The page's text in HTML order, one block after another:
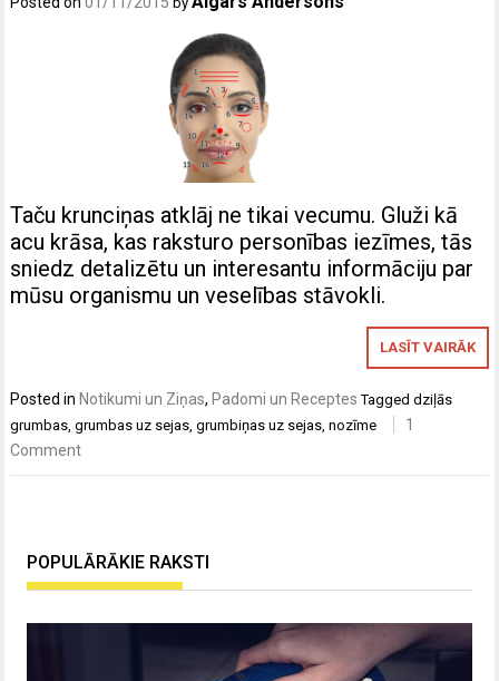
Taču krunciņas atklāj ne tikai vecumu. Gluži kā
acu krāsa, kas raksturo personības iezīmes, tās
sniedz detalizētu un interesantu informāciju par
mūsu organismu un veselības stāvokli.
LASĪT VAIRĀK
Posted in Notikumi un Ziņas, Padomi un Receptes Taggeddziļās
grumbas ,grumbas uz sejas ,grumbiņas uz sejas ,nozīme
1
Comment
POPULĀRĀKIE RAKSTI